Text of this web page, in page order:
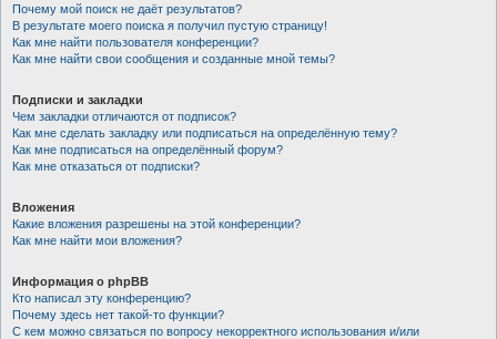
Почему мой поиск не даёт результатов?
В результате моего поиска я получил пустую страницу!
Как мне найти пользователя конференции?
Как мне найти свои сообщения и созданные мной темы?
Подписки и закладки
Чем закладки отличаются от подписок?
Как мне сделать закладку или подписаться на определённую тему?
Как мне подписаться на определённый форум?
Как мне отказаться от подписки?
Вложения
Какие вложения разрешены на этой конференции?
Как мне найти мои вложения?
Информация о phpBB
Кто написал эту конференцию?
Почему здесь нет такой-то функции?
С кем можно связаться по вопросу некорректного использования и/или